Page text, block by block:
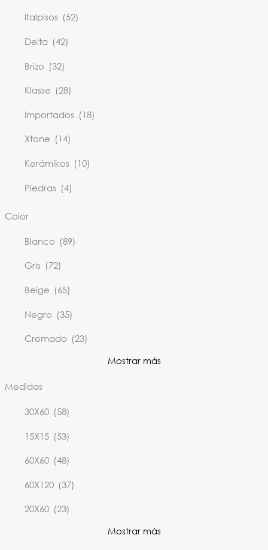
Italpisos (52)
Delta (42)
Brizo (32)
Klasse (28)
Importados (18)
Xtone (14)
Kerámikos (10)
Piedras (4)
Color
Blanco (89)
Gris (72)
Beige (65)
Negro (35)
Cromado (23)
Mostrar más
Medidas
30X60 (58)
15X15 (53)
60X60 (48)
60X120 (37)
20X60 (23)
Mostrar más